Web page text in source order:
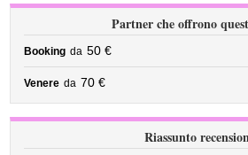
Partner che offrono
Booking da 50 €
Venere da 70 €
Riassunto